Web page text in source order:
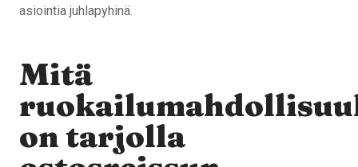
asiointia juhlapyhinä.
Mitä
on tarjolla